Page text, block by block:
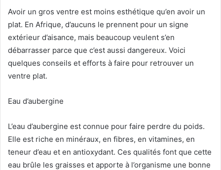
e
l
Avoir un gros ventre est moins esthétique qu’en avoir un
plat. En Afrique, d’aucuns le prennent pour un signe
extérieur d’aisance, mais beaucoup veulent s’en
débarrasser parce que c’est aussi dangereux. Voici
quelques conseils et efforts à faire pour retrouver un
ventre plat.
Eau d’aubergine
L’eau d’aubergine est connue pour faire perdre du poids.
Elle est riche en minéraux, en fibres, en vitamines, en
teneur d’eau et en antioxydant. Ces qualités font que cette
eau brûle les graisses et apporte à l’organisme une bonne